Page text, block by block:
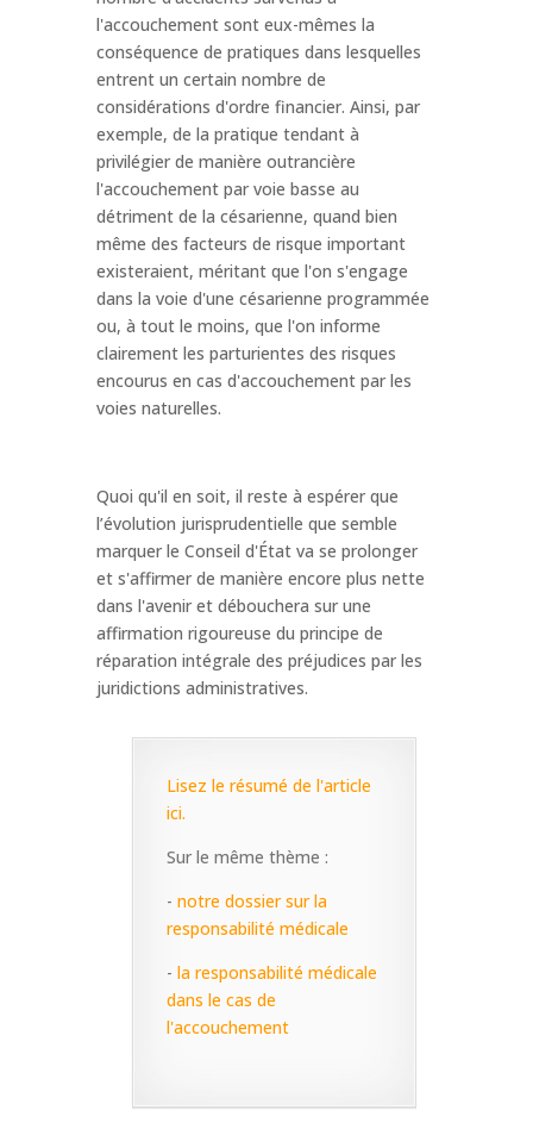
l'accouchement sont eux-mêmes la
conséquence de pratiques dans lesquelles
entrent un certain nombre de
considérations d'ordre financier. Ainsi, par
exemple, de la pratique tendant à
privilégier de manière outrancière
l'accouchement par voie basse au
détriment de la césarienne, quand bien
même des facteurs de risque important
existeraient, méritant que l'on s'engage
dans la voie d'une césarienne programmée
ou, à tout le moins, que l'on informe
clairement les parturientes des risques
encourus en cas d'accouchement par les
voies naturelles.
Quoi qu'il en soit, il reste à espérer que
l’évolution jurisprudentielle que semble
marquer le Conseil d'État va se prolonger
et s'affirmer de manière encore plus nette
dans l'avenir et débouchera sur une
affirmation rigoureuse du principe de
réparation intégrale des préjudices par les
juridictions administratives.
Lisez le résumé de l'article
ici.
Sur le même thème :
- notre dossier sur la
responsabilité médicale
- la responsabilité médicale
dans le cas de
l'accouchement